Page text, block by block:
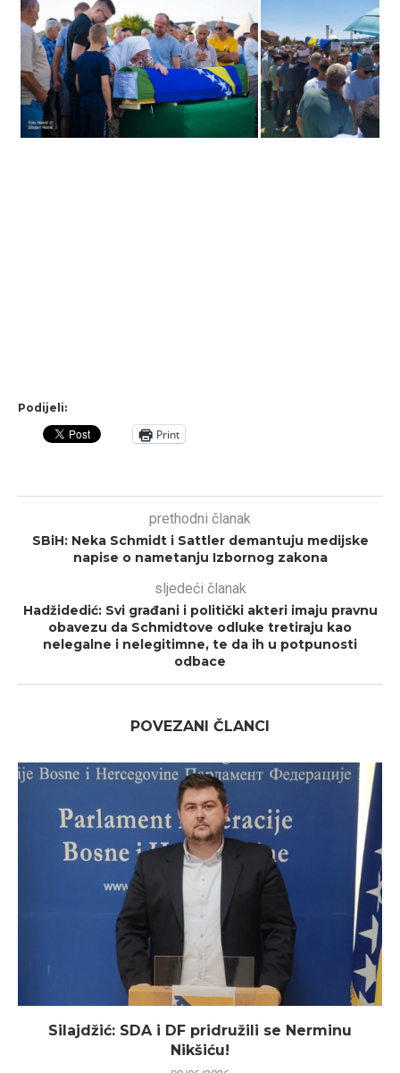
Podijeli:
Print
prethodni članak
SBiH: Neka Schmidt i Sattler demantuju medijske
napise o nametanju Izbornog zakona
sljedeći članak
Hadžidedić: Svi građani i politički akteri imaju pravnu
obavezu da Schmidtove odluke tretiraju kao
nelegalne i nelegitimne, te da ih u potpunosti
odbace
POVEZANI ČLANCI
Silajdžić: SDA i DF pridružili se Nerminu
Nikšiću!